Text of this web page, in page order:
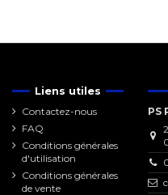
Liens utiles
Contactez-nous
FAQ
Conditions générales
d'utilisation
Conditions générales
de vente
PS